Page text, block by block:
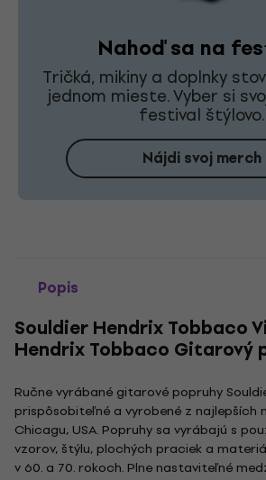
Nahoď sa na
Tričká, mikiny a doplnky
jednom mieste. Vyber si
festival štýlovo.
Nájdi svoj merch
Popis
Souldier Hendrix Tobbaco
Hendrix Tobbaco Gitarový
Ručne vyrábané gitarové popruhy
prispôsobiteľné a vyrobené z najlepších
Chicagu, USA. Popruhy sa vyrábajú s
vzorov, štýlu, plochých praciek a
v 60. a 70. rokoch. Plne nastaviteľné